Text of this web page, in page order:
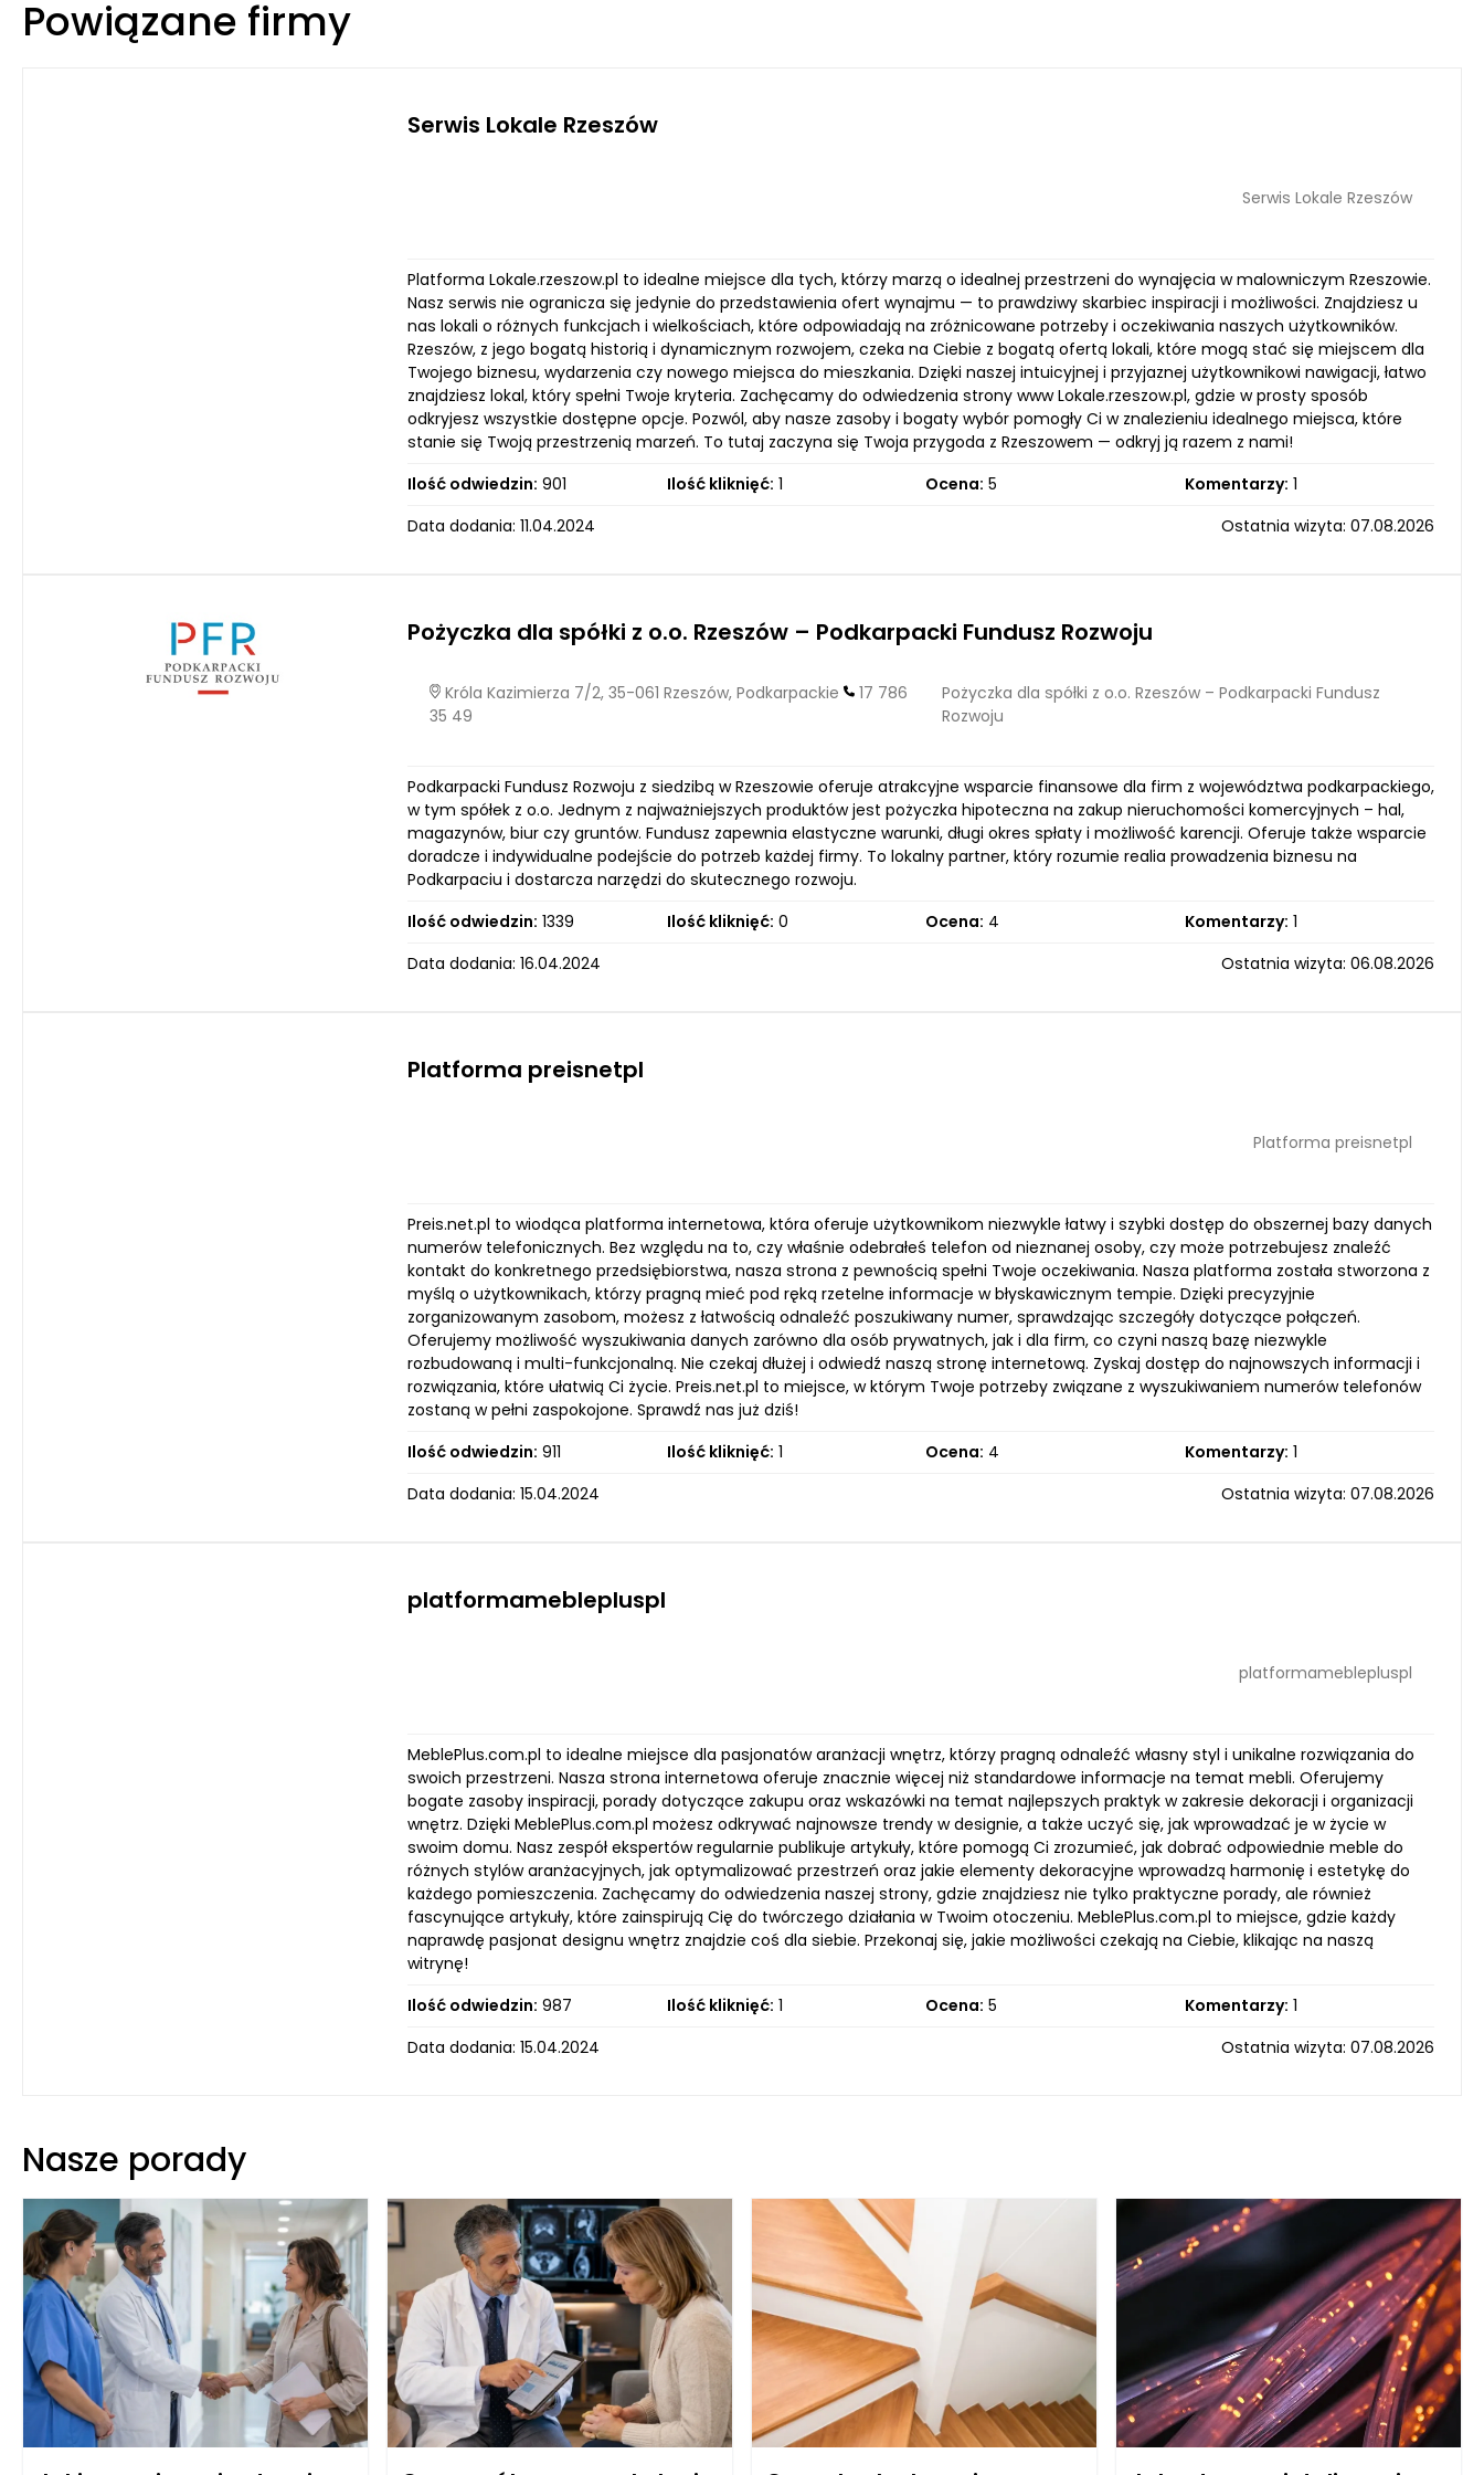
Powiązane firmy
Serwis Lokale Rzeszów
Serwis Lokale Rzeszów
Platforma Lokale.rzeszow.pl to idealne miejsce dla tych, którzy marzą o idealnej przestrzeni do wynajęcia w malowniczym Rzeszowie.
Nasz serwis nie ogranicza się jedynie do przedstawienia ofert wynajmu — to prawdziwy skarbiec inspiracji i możliwości. Znajdziesz u
nas lokali o różnych funkcjach i wielkościach, które odpowiadają na zróżnicowane potrzeby i oczekiwania naszych użytkowników.
Rzeszów, z jego bogatą historią i dynamicznym rozwojem, czeka na Ciebie z bogatą ofertą lokali, które mogą stać się miejscem dla
Twojego biznesu, wydarzenia czy nowego miejsca do mieszkania. Dzięki naszej intuicyjnej i przyjaznej użytkownikowi nawigacji, łatwo
znajdziesz lokal, który spełni Twoje kryteria. Zachęcamy do odwiedzenia strony www Lokale.rzeszow.pl, gdzie w prosty sposób
odkryjesz wszystkie dostępne opcje. Pozwól, aby nasze zasoby i bogaty wybór pomogły Ci w znalezieniu idealnego miejsca, które
stanie się Twoją przestrzenią marzeń. To tutaj zaczyna się Twoja przygoda z Rzeszowem — odkryj ją razem z nami!
Ilość odwiedzin: 901 Ilość kliknięć: 1 Ocena: 5 Komentarzy: 1
Data dodania: 11.04.2024
Ostatnia wizyta: 07.08.2026
Pożyczka dla spółki z o.o. Rzeszów – Podkarpacki Fundusz Rozwoju
Króla Kazimierza 7/2, 35-061 Rzeszów, Podkarpackie
17 786
35 49
Pożyczka dla spółki z o.o. Rzeszów – Podkarpacki Fundusz
Rozwoju
Podkarpacki Fundusz Rozwoju z siedzibą w Rzeszowie oferuje atrakcyjne wsparcie finansowe dla firm z województwa podkarpackiego,
w tym spółek z o.o. Jednym z najważniejszych produktów jest pożyczka hipoteczna na zakup nieruchomości komercyjnych – hal,
magazynów, biur czy gruntów. Fundusz zapewnia elastyczne warunki, długi okres spłaty i możliwość karencji. Oferuje także wsparcie
doradcze i indywidualne podejście do potrzeb każdej firmy. To lokalny partner, który rozumie realia prowadzenia biznesu na
Podkarpaciu i dostarcza narzędzi do skutecznego rozwoju.
Ilość odwiedzin: 1339 Ilość kliknięć: 0 Ocena: 4 Komentarzy: 1
Data dodania: 16.04.2024
Ostatnia wizyta: 06.08.2026
Platforma preisnetpl
Platforma preisnetpl
Preis.net.pl to wiodąca platforma internetowa, która oferuje użytkownikom niezwykle łatwy i szybki dostęp do obszernej bazy danych
numerów telefonicznych. Bez względu na to, czy właśnie odebrałeś telefon od nieznanej osoby, czy może potrzebujesz znaleźć
kontakt do konkretnego przedsiębiorstwa, nasza strona z pewnością spełni Twoje oczekiwania. Nasza platforma została stworzona z
myślą o użytkownikach, którzy pragną mieć pod ręką rzetelne informacje w błyskawicznym tempie. Dzięki precyzyjnie
zorganizowanym zasobom, możesz z łatwością odnaleźć poszukiwany numer, sprawdzając szczegóły dotyczące połączeń.
Oferujemy możliwość wyszukiwania danych zarówno dla osób prywatnych, jak i dla firm, co czyni naszą bazę niezwykle
rozbudowaną i multi-funkcjonalną. Nie czekaj dłużej i odwiedź naszą stronę internetową. Zyskaj dostęp do najnowszych informacji i
rozwiązania, które ułatwią Ci życie. Preis.net.pl to miejsce, w którym Twoje potrzeby związane z wyszukiwaniem numerów telefonów
zostaną w pełni zaspokojone. Sprawdź nas już dziś!
Ilość odwiedzin: 911 Ilość kliknięć: 1 Ocena: 4 Komentarzy: 1
Data dodania: 15.04.2024
Ostatnia wizyta: 07.08.2026
platformameblepluspl
platformameblepluspl
MeblePlus.com.pl to idealne miejsce dla pasjonatów aranżacji wnętrz, którzy pragną odnaleźć własny styl i unikalne rozwiązania do
swoich przestrzeni. Nasza strona internetowa oferuje znacznie więcej niż standardowe informacje na temat mebli. Oferujemy
bogate zasoby inspiracji, porady dotyczące zakupu oraz wskazówki na temat najlepszych praktyk w zakresie dekoracji i organizacji
wnętrz. Dzięki MeblePlus.com.pl możesz odkrywać najnowsze trendy w designie, a także uczyć się, jak wprowadzać je w życie w
swoim domu. Nasz zespół ekspertów regularnie publikuje artykuły, które pomogą Ci zrozumieć, jak dobrać odpowiednie meble do
różnych stylów aranżacyjnych, jak optymalizować przestrzeń oraz jakie elementy dekoracyjne wprowadzą harmonię i estetykę do
każdego pomieszczenia. Zachęcamy do odwiedzenia naszej strony, gdzie znajdziesz nie tylko praktyczne porady, ale również
fascynujące artykuły, które zainspirują Cię do twórczego działania w Twoim otoczeniu. MeblePlus.com.pl to miejsce, gdzie każdy
naprawdę pasjonat designu wnętrz znajdzie coś dla siebie. Przekonaj się, jakie możliwości czekają na Ciebie, klikając na naszą
witrynę!
Ilość odwiedzin: 987 Ilość kliknięć: 1 Ocena: 5 Komentarzy: 1
Data dodania: 15.04.2024
Ostatnia wizyta: 07.08.2026
Nasze porady